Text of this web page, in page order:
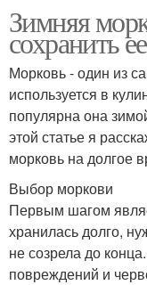
Зимняя
сохранить
Морковь - один из
используется в
популярна она
этой статье я
морковь на долгое
Выбор моркови
Первым шагом
хранилась долго,
не созрела до
повреждений и